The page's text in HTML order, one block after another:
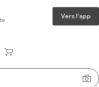
Vers l'app